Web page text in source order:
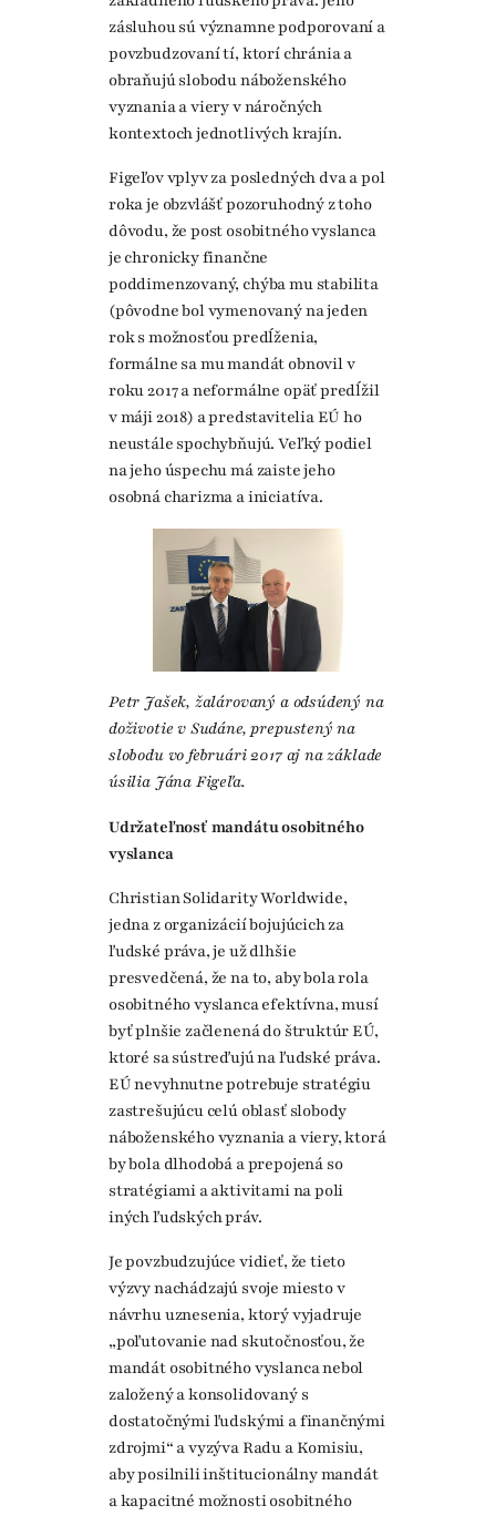
zásluhou sú významne podporovaní a
povzbudzovaní tí, ktorí chránia a
obraňujú slobodu náboženského
vyznania a viery v náročných
kontextoch jednotlivých krajín.
Figeľov vplyv za posledných dva a pol
roka je obzvlášť pozoruhodný z toho
dôvodu, že post osobitného vyslanca
je chronicky finančne
poddimenzovaný, chýba mu stabilita
(pôvodne bol vymenovaný na jeden
rok s možnosťou predĺženia,
formálne sa mu mandát obnovil v
roku 2017 a neformálne opäť predĺžil
v máji 2018) a predstavitelia EÚ ho
neustále spochybňujú. Veľký podiel
na jeho úspechu má zaiste jeho
osobná charizma a iniciatíva.
Petr Jašek, žalárovaný a odsúdený na
doživotie v Sudáne, prepustený na
slobodu vo februári 2017 aj na základe
úsilia Jána Figeľa.
Udržateľnosť mandátu osobitného
vyslanca
Christian Solidarity Worldwide,
jedna z organizácií bojujúcich za
ľudské práva, je už dlhšie
presvedčená, že na to, aby bola rola
osobitného vyslanca efektívna, musí
byť plnšie začlenená do štruktúr EÚ,
ktoré sa sústreďujú na ľudské práva.
EÚ nevyhnutne potrebuje stratégiu
zastrešujúcu celú oblasť slobody
náboženského vyznania a viery, ktorá
by bola dlhodobá a prepojená so
stratégiami a aktivitami na poli
iných ľudských práv.
Je povzbudzujúce vidieť, že tieto
výzvy nachádzajú svoje miesto v
návrhu uznesenia, ktorý vyjadruje
„poľutovanie nad skutočnosťou, že
mandát osobitného vyslanca nebol
založený a konsolidovaný s
dostatočnými ľudskými a finančnými
zdrojmi“ a vyzýva Radu a Komisiu,
aby posilnili inštitucionálny mandát
a kapacitné možnosti osobitného